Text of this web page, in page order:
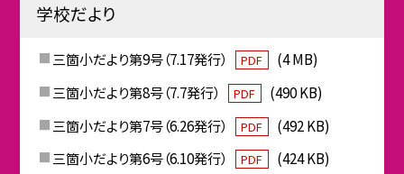
学校だより
三箇小だより第9号（7.17発行） PDF
(4 MB)
三箇小だより第8号（7.7発行）
PDF
(490 KB)
三箇小だより第7号（6.26発行）
PDF
(492 KB)
三箇小だより第6号（6.10発行）
PDF
(424 KB)